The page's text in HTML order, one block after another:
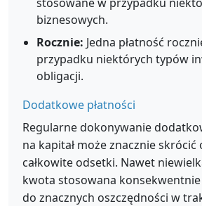
biznesowych.
Rocznie: Jedna płatność
przypadku niektórych typów
obligacji.
Dodatkowe płatności
Regularne dokonywanie
na kapitał może znacznie skrócić
całkowite odsetki. Nawet
kwota stosowana
do znacznych oszczędności w